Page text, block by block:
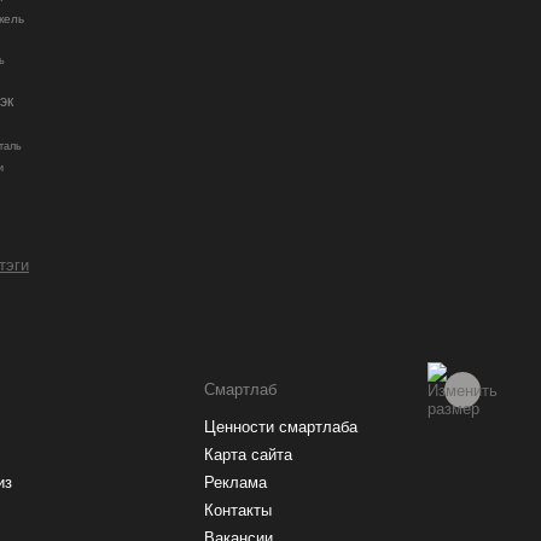
Смартлаб
Ценности смартлаба
Карта сайта
Реклама
Контакты